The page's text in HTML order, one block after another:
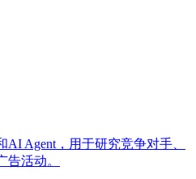
Agent，用于研究竞争对手、
活动。